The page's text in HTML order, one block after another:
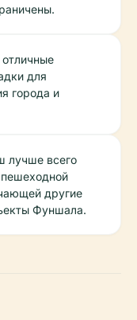
для
города и
лучше всего
пешеходной
другие
Фуншала.